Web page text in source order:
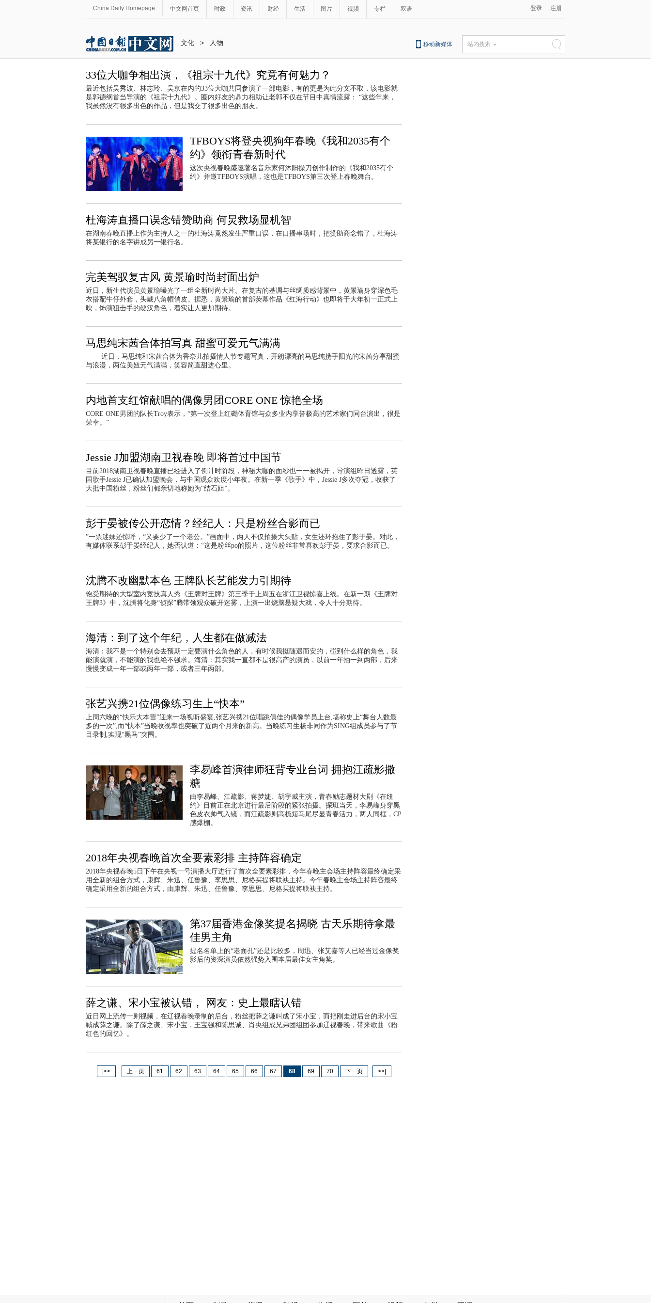
China Daily Homepage 中文网首页 时政 资讯 财经 生活 图片 视频 专栏 双语 登录 注册
文化 > 人物 移动新媒体 站内搜索
33位大咖争相出演，《祖宗十九代》究竟有何魅力？
最近包括吴秀波、林志玲、吴京在内的33位大咖共同参演了一部电影，有的更是为此分文不取，该电影就
是郭德纲首当导演的《祖宗十九代》。圈内好友的鼎力相助让老郭不仅在节目中真情流露： “这些年来，
我虽然没有很多出色的作品，但是我交了很多出色的朋友。
TFBOYS将登央视狗年春晚《我和2035有个
约》领衔青春新时代
这次央视春晚盛邀著名音乐家何沐阳操刀创作制作的《我和2035有个
约》并邀TFBOYS演唱，这也是TFBOYS第三次登上春晚舞台。
杜海涛直播口误念错赞助商 何炅救场显机智
在湖南春晚直播上作为主持人之一的杜海涛竟然发生严重口误，在口播串场时，把赞助商念错了，杜海涛
将某银行的名字讲成另一银行名。
完美驾驭复古风 黄景瑜时尚封面出炉
近日，新生代演员黄景瑜曝光了一组全新时尚大片。在复古的基调与丝绸质感背景中，黄景瑜身穿深色毛
衣搭配牛仔外套，头戴八角帽俏皮。据悉，黄景瑜的首部荧幕作品《红海行动》也即将于大年初一正式上
映，饰演狙击手的硬汉角色，着实让人更加期待。
马思纯宋茜合体拍写真 甜蜜可爱元气满满
近日，马思纯和宋茜合体为香奈儿拍摄情人节专题写真，开朗漂亮的马思纯携手阳光的宋茜分享甜蜜
与浪漫，两位美妞元气满满，笑容简直甜进心里。
内地首支红馆献唱的偶像男团CORE ONE 惊艳全场
CORE ONE男团的队长Troy表示，“第一次登上红磡体育馆与众多业内享誉极高的艺术家们同台演出，很是
荣幸。”
Jessie J加盟湖南卫视春晚 即将首过中国节
目前2018湖南卫视春晚直播已经进入了倒计时阶段，神秘大咖的面纱也一一被揭开，导演组昨日透露，英
国歌手Jessie J已确认加盟晚会，与中国观众欢度小年夜。在新一季《歌手》中，Jessie J多次夺冠，收获了
大批中国粉丝，粉丝们都亲切地称她为“结石姐”。
彭于晏被传公开恋情？经纪人：只是粉丝合影而已
”一票迷妹还惊呼，“又要少了一个老公。”画面中，两人不仅拍摄大头贴，女生还环抱住了彭于晏。对此，
有媒体联系彭于晏经纪人，她否认道：“这是粉丝po的照片，这位粉丝非常喜欢彭于晏，要求合影而已。
沈腾不改幽默本色 王牌队长艺能发力引期待
饱受期待的大型室内竞技真人秀《王牌对王牌》第三季于上周五在浙江卫视惊喜上线。在新一期《王牌对
王牌3》中，沈腾将化身“侦探”腾带领观众破开迷雾，上演一出烧脑悬疑大戏，令人十分期待。
海清：到了这个年纪，人生都在做减法
海清：我不是一个特别会去预期一定要演什么角色的人，有时候我挺随遇而安的，碰到什么样的角色，我
能演就演，不能演的我也绝不强求。海清：其实我一直都不是很高产的演员，以前一年拍一到两部，后来
慢慢变成一年一部或两年一部，或者三年两部。
张艺兴携21位偶像练习生上“快本”
上周六晚的“快乐大本营”迎来一场视听盛宴,张艺兴携21位唱跳俱佳的偶像学员上台,堪称史上“舞台人数最
多的一次”,而“快本”当晚收视率也突破了近两个月来的新高。当晚练习生杨非同作为SING组成员参与了节
目录制,实现“黑马”突围。
李易峰首演律师狂背专业台词 拥抱江疏影撒
糖
由李易峰、江疏影、蒋梦婕、胡宇威主演，青春励志题材大剧《在纽
约》目前正在北京进行最后阶段的紧张拍摄。探班当天，李易峰身穿黑
色皮衣帅气入镜，而江疏影则高梳短马尾尽显青春活力，两人同框，CP
感爆棚。
2018年央视春晚首次全要素彩排 主持阵容确定
2018年央视春晚5日下午在央视一号演播大厅进行了首次全要素彩排，今年春晚主会场主持阵容最终确定采
用全新的组合方式，康辉、朱迅、任鲁豫、李思思、尼格买提将联袂主持。今年春晚主会场主持阵容最终
确定采用全新的组合方式，由康辉、朱迅、任鲁豫、李思思、尼格买提将联袂主持。
第37届香港金像奖提名揭晓 古天乐期待拿最
佳男主角
提名名单上的“老面孔”还是比较多，周迅、张艾嘉等人已经当过金像奖
影后的资深演员依然强势入围本届最佳女主角奖。
薛之谦、宋小宝被认错， 网友：史上最瞎认错
近日网上流传一则视频，在辽视春晚录制的后台，粉丝把薛之谦叫成了宋小宝，而把刚走进后台的宋小宝
喊成薛之谦。除了薛之谦、宋小宝，王宝强和陈思诚、肖央组成兄弟团组团参加辽视春晚，带来歌曲《粉
红色的回忆》。
|<< 上一页 61 62 63 64 65 66 67 68 69 70 下一页 >>|